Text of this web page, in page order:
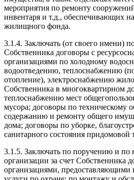
мероприятия по ремонту
инвентаря и т.д., обеспечивающих
жилищного фонда.
3.1.4. Заключать (от своего имени)
Собственника договоры с
организациями по холодному
водоотведению, теплоснабжению
отопление), электроснабжению
Собственника в многоквартирном
теплоснабжению мест
мусора; договоры по техническому
содержанию и ремонту общего
дома; договоры по уборке,
санитарного состояния придомовой
3.1.5. Заключать по поручению и
организации за счет Собственника
организациями, предоставляющими